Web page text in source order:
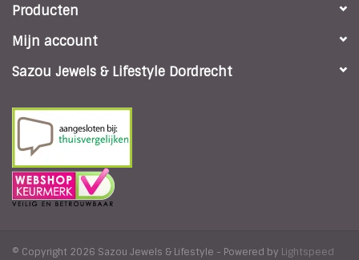
Producten
Mijn account
Sazou Jewels & Lifestyle Dordrecht
© Copyright 2026 Sazou Jewels & Lifestyle - Powered by Lightspeed